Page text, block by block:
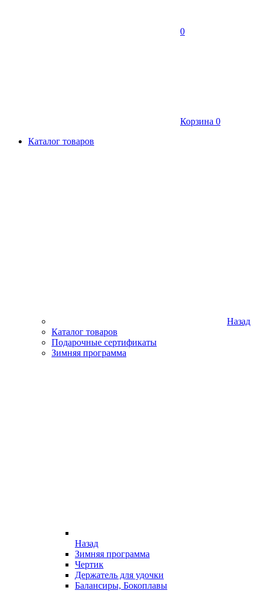
0
Корзина 0
Каталог товаров
Назад
Каталог товаров
Подарочные сертификаты
Зимняя программа
Назад
Зимняя программа
Чертик
Держатель для удочки
Балансиры, Бокоплавы